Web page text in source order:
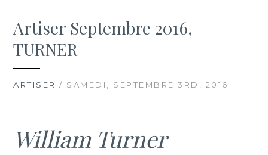
Artiser Septembre 2016,
TURNER
ARTISER / SAMEDI, SEPTEMBRE 3RD, 2016
William Turner